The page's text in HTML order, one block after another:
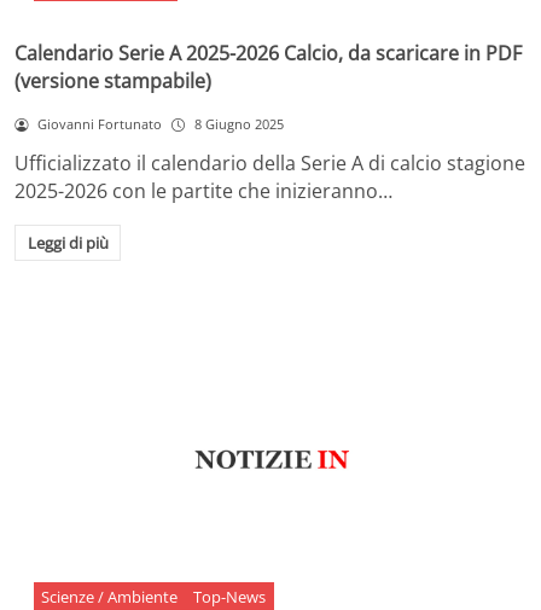
Calendario Serie A 2025-2026 Calcio, da scaricare in PDF
(versione stampabile)
Giovanni Fortunato 8 Giugno 2025
Ufficializzato il calendario della Serie A di calcio stagione
2025-2026 con le partite che inizieranno…
Leggi di più
Scienze / Ambiente Top-News